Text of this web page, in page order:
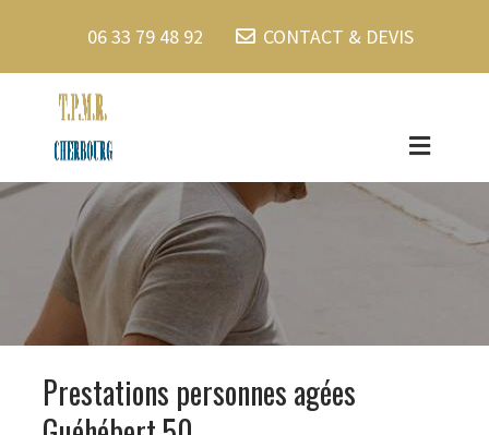
06 33 79 48 92 CONTACT & DEVIS
Prestations personnes agées